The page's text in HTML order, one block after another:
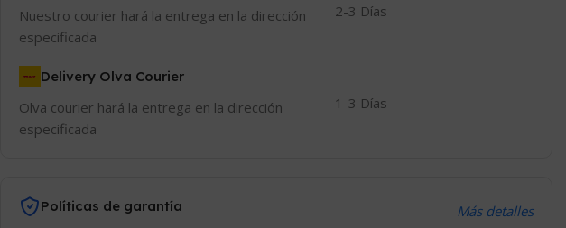
Nuestro courier hará la entrega en la dirección
especificada
2-3 Días
Delivery Olva Courier
Olva courier hará la entrega en la dirección
especificada
1-3 Días
Políticas de garantía Más detalles